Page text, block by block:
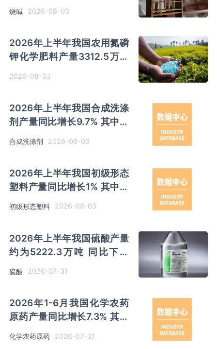
烧碱 2026-08-03
2026年上半年我国农用氮磷
钾化学肥料产量3312.5万吨
2026-08-03
2026年上半年我国合成洗涤
剂产量同比增长9.7% 其中广
东以超百万吨产量排名第一
合成洗涤剂 2026-08-03
2026年上半年我国初级形态
塑料产量同比增长1% 其中浙
江、山东产量分别占比
12.17%、12.06%
初级形态塑料 2026-08-03
2026年上半年我国硫酸产量
约为5222.3万吨 同比下降
排名第一
硫酸 2026-07-31
2026年1-6月我国化学农药
原药产量同比增长7.3% 其中
山东、江苏、内蒙古分别排名
化学农药原药 2026-07-31